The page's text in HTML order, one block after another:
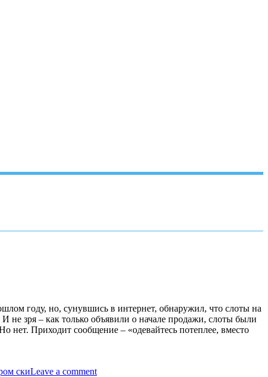
году, но, сунувшись в интернет, обнаружил, что слоты на
не зря – как только объявили о начале продажи, слоты были
нет. Приходит сообщение – «одевайтесь потеплее, вместо
скиLeave a comment